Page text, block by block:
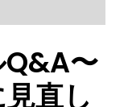
〜
直し